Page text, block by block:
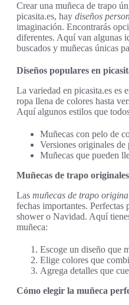
Crear una muñeca de trapo
picasita.es, hay diseños
imaginación. Encontrarás
diferentes. Aquí van algunas
buscados y muñecas únicas
Diseños populares en
La variedad en picasita.es es
ropa llena de colores hasta
Aquí algunos estilos que
Muñecas con pelo de
Versiones originales de
Muñecas que pueden
Muñecas de trapo
Las muñecas de trapo
fechas importantes. Perfectas
shower o Navidad. Aquí
muñeca:
Escoge un diseño que
Elige colores que
Agrega detalles que
Cómo elegir la muñeca